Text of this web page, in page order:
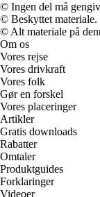
© Ingen del må
© Beskyttet materiale.
© Alt materiale på
Om os
Vores rejse
Vores drivkraft
Vores folk
Gør en forskel
Vores placeringer
Artikler
Gratis downloads
Rabatter
Omtaler
Produktguides
Forklaringer
Videoer